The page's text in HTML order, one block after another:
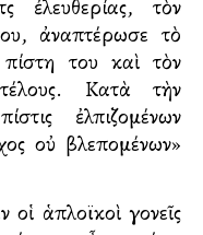
ἐλευθερίας, τὸν
ἀναπτέρωσε τὸ
του καὶ τὸν
Κατὰ τὴν
ἐλπιζομένων
οὐ βλεπομένων»
ἁπλοϊκοὶ γονεῖς